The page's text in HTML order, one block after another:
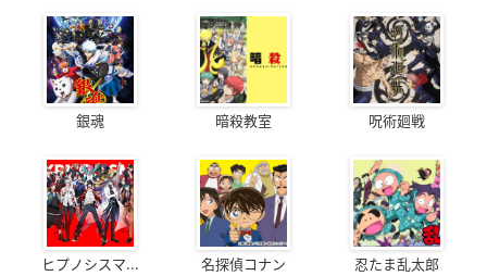
銀魂 暗殺教室 呪術廻戦
ヒプノシスマ... 名探偵コナン 忍たま乱太郎